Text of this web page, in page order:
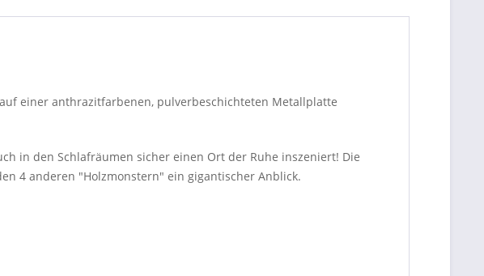
einer anthrazitfarbenen, pulverbeschichteten Metallplatte
in den Schlafräumen sicher einen Ort der Ruhe inszeniert! Die
4 anderen "Holzmonstern" ein gigantischer Anblick.